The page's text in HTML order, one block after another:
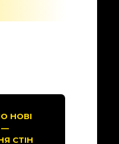
НОВІ
—
СТІН